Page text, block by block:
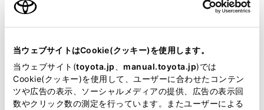
当ウェブサイトはCookie(クッキー)を使用します。
当ウェブサイト(toyota.jp manual.toyota.jp)では
Cookie(クッキー)を使用して、ユーザーに合わせたコンテン
ツや広告の表示、ソーシャルメディアの提供、広告の表示回
数やクリック数の測定を行っています。またユーザーによる
災害帰宅支援
車検・整備・メンテナンス取
G-Station バリアフリー/多目的トイレ
WiFi